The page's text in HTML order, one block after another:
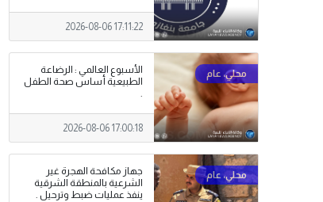
2026-08-06 17:11:22
الأسبوع العالمي : الرضاعة
الطبيعية أساس صحة الطفل
.
2026-08-06 17:00:18
جهاز مكافحة الهجرة غير
الشرعية بالمنطقة الشرقية
ينفذ عمليات ضبط وترحيل .